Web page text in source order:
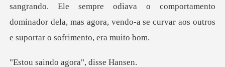
sangrando. Ele semp
do agora",